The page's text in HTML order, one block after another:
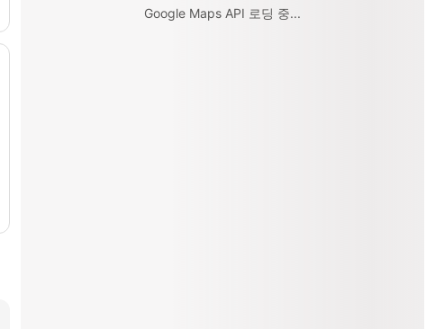
Google Maps API 로딩 중...